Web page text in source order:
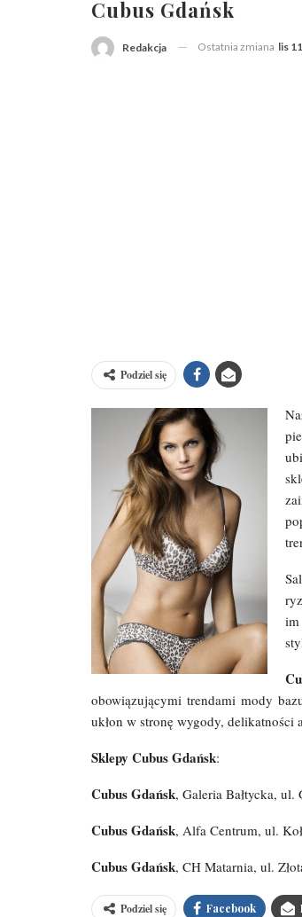
Cubus Gdańsk
Redakcja Ostatnia zmiana lis
Podziel się
im
obowiązującymi trendami mody
ukłon w stronę wygody, delikatności
Sklepy Cubus Gdańsk:
Cubus Gdańsk, Galeria Bałtycka, ul.
Cubus Gdańsk, Alfa Centrum, ul.
Cubus Gdańsk, CH Matarnia, ul.
Podziel się Facebook